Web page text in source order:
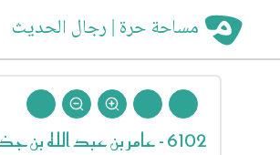
مساحة حرة | رجال الحديث
6102 - عامر بن عبد الله بن جذاعة